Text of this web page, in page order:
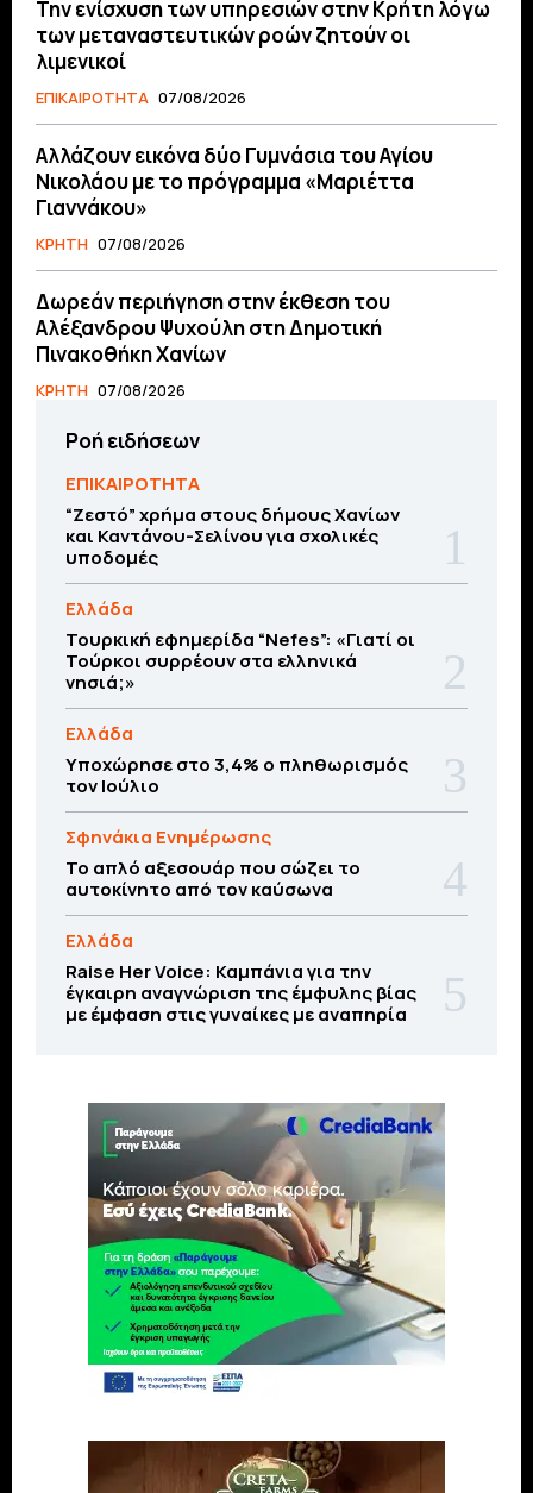
Την ενίσχυση των υπηρεσιών στην Κρήτη λόγω
των μεταναστευτικών ροών ζητούν οι
λιμενικοί
ΕΠΙΚΑΙΡΟΤΗΤΑ 07/08/2026
Αλλάζουν εικόνα δύο Γυμνάσια του Αγίου
Νικολάου με το πρόγραμμα «Μαριέττα
Γιαννάκου»
ΚΡΗΤΗ 07/08/2026
Δωρεάν περιήγηση στην έκθεση του
Αλέξανδρου Ψυχούλη στη Δημοτική
Πινακοθήκη Χανίων
ΚΡΗΤΗ 07/08/2026
Ροή ειδήσεων
ΕΠΙΚΑΙΡΟΤΗΤΑ
“Ζεστό” χρήμα στους δήμους Χανίων
και Καντάνου-Σελίνου για σχολικές
υποδομές
Ελλάδα
Τουρκική εφημερίδα “Nefes”: «Γιατί οι
Τούρκοι συρρέουν στα ελληνικά
νησιά;»
Ελλάδα
Υποχώρησε στο 3,4% ο πληθωρισμός
τον Ιούλιο
Σφηνάκια Ενημέρωσης
Το απλό αξεσουάρ που σώζει το
αυτοκίνητο από τον καύσωνα
Ελλάδα
Raise Her Voice: Καμπάνια για την
έγκαιρη αναγνώριση της έμφυλης βίας
με έμφαση στις γυναίκες με αναπηρία